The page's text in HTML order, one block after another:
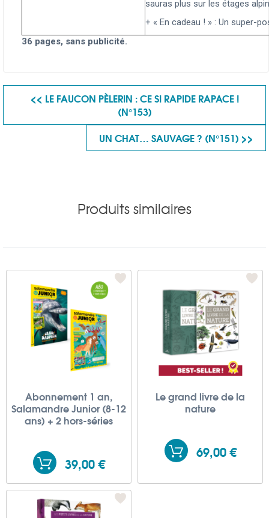
sauras plus sur les étages
+ « En cadeau ! » : Un super-
36 pages, sans publicité.
<< LE FAUCON PÈLERIN : CE SI RAPIDE RAPACE !
(N°153)
UN CHAT… SAUVAGE ? (N°151) >>
Produits similaires
Abonnement 1 an,
Salamandre Junior (8-12
ans) + 2 hors-séries
39,00 €
Le grand livre de la
nature
69,00 €